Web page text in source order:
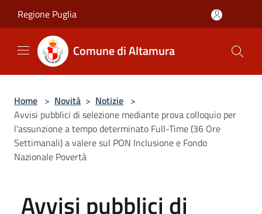
Regione Puglia
Comune di Altamura
Home > Novità > Notizie >
Avvisi pubblici di selezione mediante prova colloquio per
l'assunzione a tempo determinato Full-Time (36 Ore
Settimanali) a valere sul PON Inclusione e Fondo
Nazionale Povertà
Avvisi pubblici di